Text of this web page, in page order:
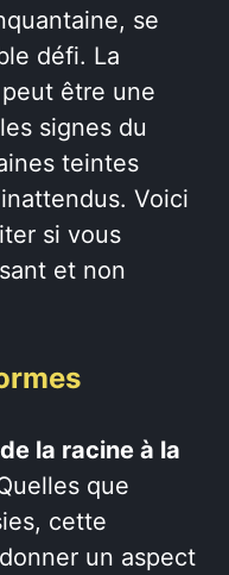
se
défi. La
peut être une
signes du
teintes
Voici
si vous
et non
la racine à la
que
cette
un aspect